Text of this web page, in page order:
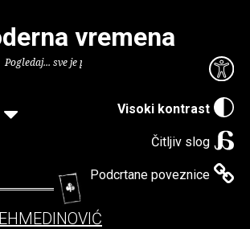
Visoki kontrast
Čitljiv slog
Podcrtane poveznice
vremena
Pogledaj... sve je puno knjiga.